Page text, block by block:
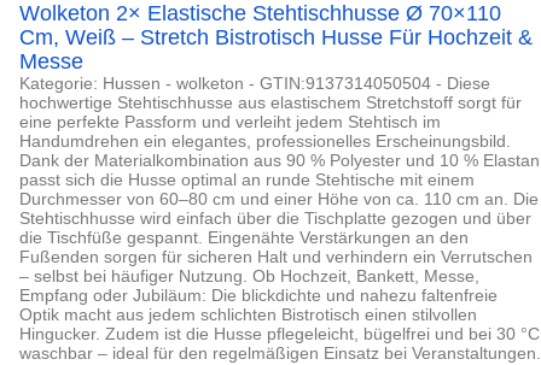
Wolketon 2× Elastische Stehtischhusse Ø 70×110
Cm, Weiß – Stretch Bistrotisch Husse Für Hochzeit &
Messe
Kategorie: Hussen - wolketon - GTIN:9137314050504 - Diese
hochwertige Stehtischhusse aus elastischem Stretchstoff sorgt für
eine perfekte Passform und verleiht jedem Stehtisch im
Handumdrehen ein elegantes, professionelles Erscheinungsbild.
Dank der Materialkombination aus 90 % Polyester und 10 % Elastan
passt sich die Husse optimal an runde Stehtische mit einem
Durchmesser von 60–80 cm und einer Höhe von ca. 110 cm an. Die
Stehtischhusse wird einfach über die Tischplatte gezogen und über
die Tischfüße gespannt. Eingenähte Verstärkungen an den
Fußenden sorgen für sicheren Halt und verhindern ein Verrutschen
– selbst bei häufiger Nutzung. Ob Hochzeit, Bankett, Messe,
Empfang oder Jubiläum: Die blickdichte und nahezu faltenfreie
Optik macht aus jedem schlichten Bistrotisch einen stilvollen
Hingucker. Zudem ist die Husse pflegeleicht, bügelfrei und bei 30 °C
waschbar – ideal für den regelmäßigen Einsatz bei Veranstaltungen.